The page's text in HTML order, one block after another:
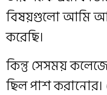
বিষয়গুলো আমি
করেছি।
কিন্তু সেসময়
ছিল পাশ